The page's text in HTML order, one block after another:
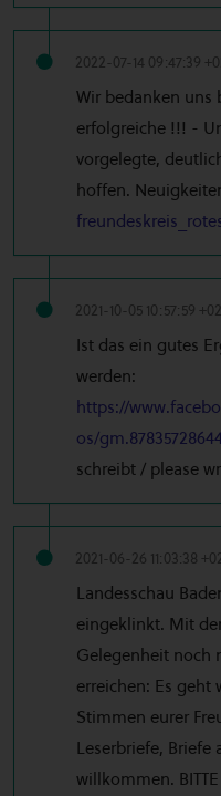
2022-07-14 09:47:39
Wir bedanken
erfolgreiche !!! -
vorgelegte,
hoffen.
2021-10-05 10:57:59
Ist das ein gutes
werden:
https://
os/
schreibt / please
2021-06-26 11:03:38
Landesschau
eingeklinkt. Mit
Gelegenheit noch
erreichen: Es
Stimmen eurer
Leserbriefe, Briefe
willkommen.